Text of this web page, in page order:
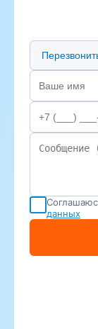
данных